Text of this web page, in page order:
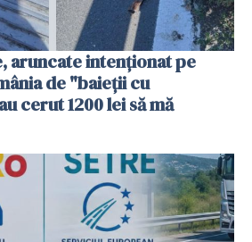
aruncate intenționat pe
de "baieții cu
cerut 1200 lei să mă